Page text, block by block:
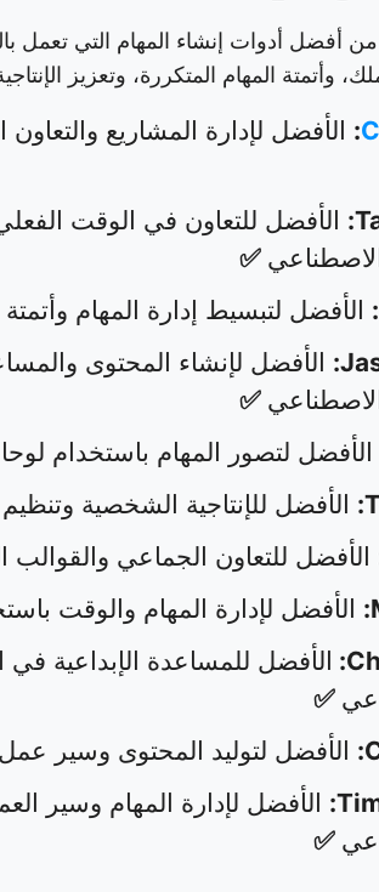
أفضل أدوات إنشاء المهام التي تعمل
وأتمتة المهام المتكررة، وتعزيز
: الأفضل لإدارة المشاريع
الأفضل للتعاون في الوقت
الاصطناعي ✅
الأفضل لتبسيط إدارة المهام
الأفضل لإنشاء المحتوى
الاصطناعي ✅
الأفضل لتصور المهام باستخدام
الأفضل للإنتاجية الشخصية
الأفضل للتعاون الجماعي والقوالب
الأفضل لإدارة المهام والوقت
الأفضل للمساعدة الإبداعية في
✅
الأفضل لتوليد المحتوى وسير
الأفضل لإدارة المهام وسير
✅